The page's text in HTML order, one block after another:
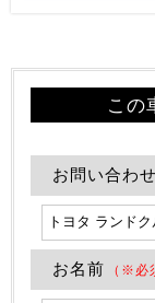
この
お問い合わ
お名前 （※必